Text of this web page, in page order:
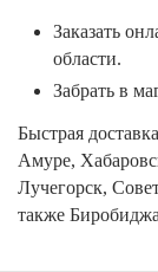
Заказать
области.
Забрать в
Быстрая
Амуре,
Лучегорск,
также